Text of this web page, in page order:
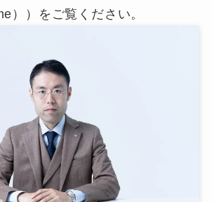
））をご覧ください。